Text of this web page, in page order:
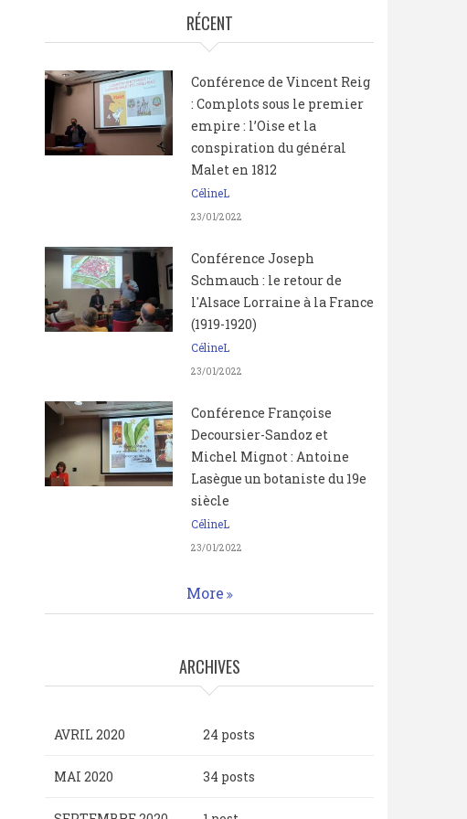
RÉCENT
Conférence de Vincent Reig
: Complots sous le premier
empire : l’Oise et la
conspiration du général
Malet en 1812
CélineL
23/01/2022
Conférence Joseph
Schmauch : le retour de
l'Alsace Lorraine à la France
(1919-1920)
CélineL
23/01/2022
Conférence Françoise
Decoursier-Sandoz et
Michel Mignot : Antoine
Lasègue un botaniste du 19e
siècle
CélineL
23/01/2022
More
ARCHIVES
AVRIL 2020 24 posts
MAI 2020 34 posts